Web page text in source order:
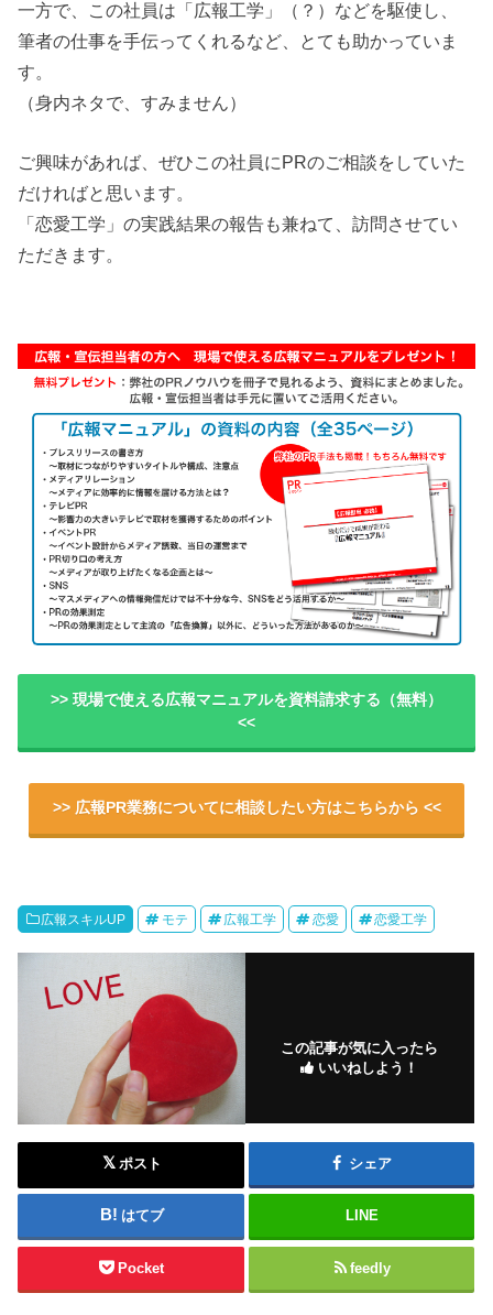
一方で、この社員は「広報工学」（？）などを駆使し、
筆者の仕事を手伝ってくれるなど、とても助かっていま
す。
（身内ネタで、すみません）
ご興味があれば、ぜひこの社員にPRのご相談をしていた
だければと思います。
「恋愛工学」の実践結果の報告も兼ねて、訪問させてい
ただきます。
>> 現場で使える広報マニュアルを資料請求する（無料）
<<
>> 広報PR業務についてに相談したい方はこちらから <<
広報スキルUP モテ 広報工学 恋愛 恋愛工学
この記事が気に入ったら
いいねしよう！
ポスト シェア
はてブ LINE
Pocket feedly